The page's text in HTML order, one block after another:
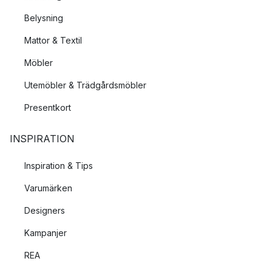
Belysning
Mattor & Textil
Möbler
Utemöbler & Trädgårdsmöbler
Presentkort
INSPIRATION
Inspiration & Tips
Varumärken
Designers
Kampanjer
REA